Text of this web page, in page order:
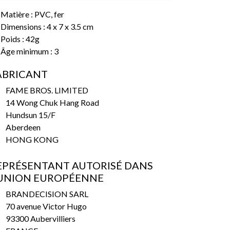
Matière : PVC, fer
Dimensions : 4 x 7 x 3.5 cm
Poids : 42g
Âge minimum : 3
FAME BROS. LIMITED
14 Wong Chuk Hang Road
Hundsun 15/F
Aberdeen
HONG KONG
AUTORISÉ DANS
EUROPÉENNE
BRANDECISION SARL
70 avenue Victor Hugo
93300 Aubervilliers